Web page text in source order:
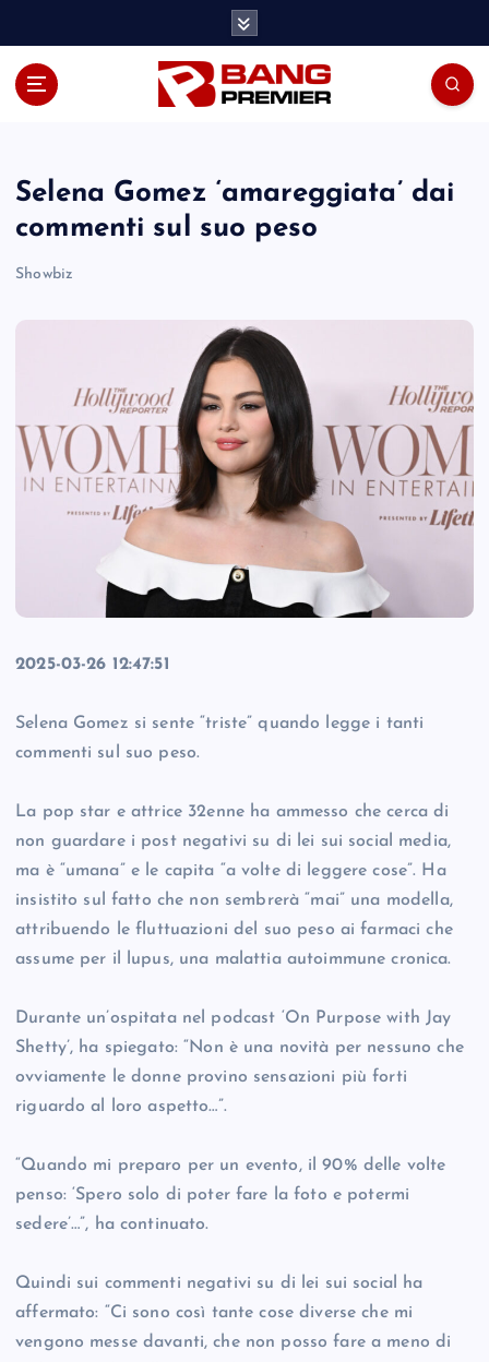
Selena Gomez ‘amareggiata’ dai
commenti sul suo peso
Showbiz
2025-03-26 12:47:51
Selena Gomez si sente “triste” quando legge i tanti
commenti sul suo peso.
La pop star e attrice 32enne ha ammesso che cerca di
non guardare i post negativi su di lei sui social media,
ma è “umana” e le capita “a volte di leggere cose”. Ha
insistito sul fatto che non sembrerà “mai” una modella,
attribuendo le fluttuazioni del suo peso ai farmaci che
assume per il lupus, una malattia autoimmune cronica.
Durante un’ospitata nel podcast ‘On Purpose with Jay
Shetty’, ha spiegato: “Non è una novità per nessuno che
ovviamente le donne provino sensazioni più forti
riguardo al loro aspetto…”.
“Quando mi preparo per un evento, il 90% delle volte
penso: ‘Spero solo di poter fare la foto e potermi
sedere’…”, ha continuato.
Quindi sui commenti negativi su di lei sui social ha
affermato: “Ci sono così tante cose diverse che mi
vengono messe davanti, che non posso fare a meno di